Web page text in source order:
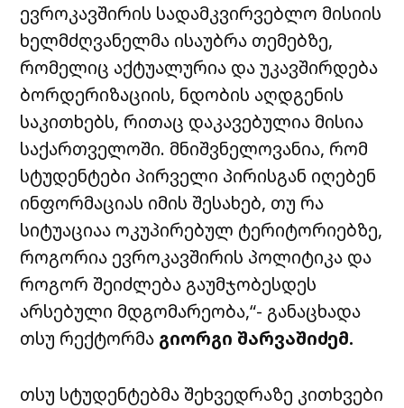
ევროკავშირის სადამკვირვებლო მისიის
ხელმძღვანელმა ისაუბრა თემებზე,
რომელიც აქტუალურია და უკავშირდება
ბორდერიზაციის, ნდობის აღდგენის
საკითხებს, რითაც დაკავებულია მისია
საქართველოში. მნიშვნელოვანია, რომ
სტუდენტები პირველი პირისგან იღებენ
ინფორმაციას იმის შესახებ, თუ რა
სიტუაციაა ოკუპირებულ ტერიტორიებზე,
როგორია ევროკავშირის პოლიტიკა და
როგორ შეიძლება გაუმჯობესდეს
არსებული მდგომარეობა,“- განაცხადა
თსუ რექტორმა გიორგი შარვაშიძემ.
თსუ სტუდენტებმა შეხვედრაზე კითხვები